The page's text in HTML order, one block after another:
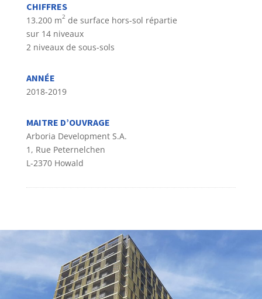
CHIFFRES
13.200 m2 de surface hors-sol répartie
sur 14 niveaux
2 niveaux de sous-sols
ANNÉE
2018-2019
MAITRE D’OUVRAGE
Arboria Development S.A.
1, Rue Peternelchen
L-2370 Howald